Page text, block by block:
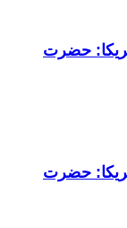
حضرت
حضرت